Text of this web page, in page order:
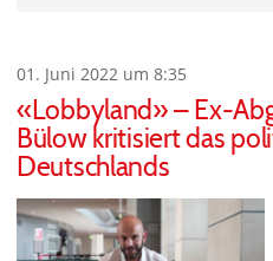
01. Juni 2022 um 8:35
«Lobbyland» – Ex-
Bülow kritisiert das
Deutschlands